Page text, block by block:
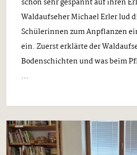
schon sehr gespannt auf ihren
Waldaufseher Michael Erler lud
Schülerinnen zum Anpflanzen
ein. Zuerst erklärte der
Bodenschichten und was beim
...